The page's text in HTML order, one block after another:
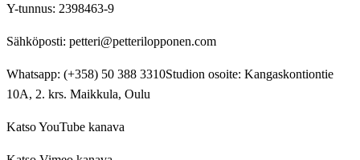
Y-tunnus: 2398463-9
Sähköposti: petteri@petterilopponen.com
Whatsapp: (+358) 50 388 3310Studion osoite: Kangaskontiontie
10A, 2. krs. Maikkula, Oulu
Katso YouTube kanava